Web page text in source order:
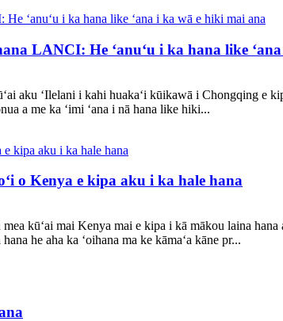
LANCI: He ʻanuʻu i ka hana like
aku ʻIlelani i kahi huakaʻi kūikawā i Chongqing e
a me ka ʻimi ʻana i nā hana like hiki...
o Kenya e kipa aku i ka hale hana
kūʻai mai Kenya mai e kipa i kā mākou laina hana
he aha ka ʻoihana ma ke kāmaʻa kāne pr...